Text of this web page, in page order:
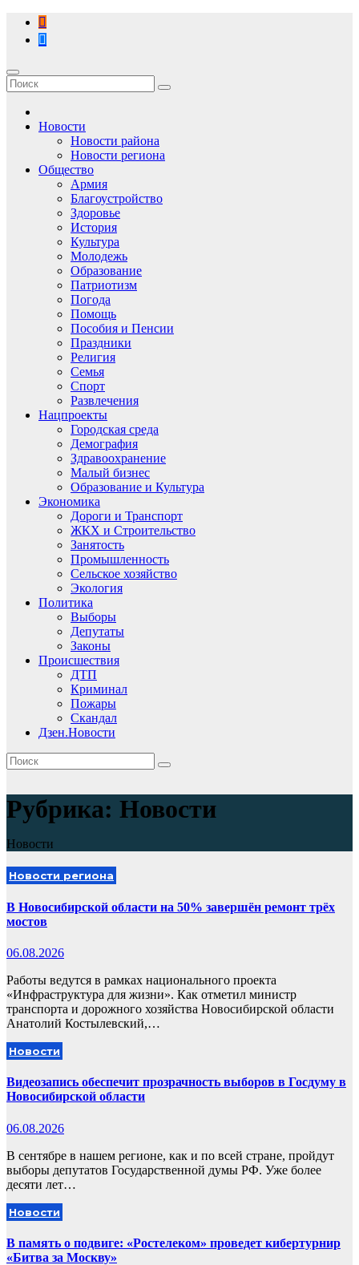
Перейти
содержимому
Новости
Новости района
Новости региона
Общество
Армия
Благоустройство
Здоровье
История
Культура
Молодежь
Образование
Патриотизм
Погода
Помощь
Пособия и Пенсии
Праздники
Религия
Семья
Спорт
Развлечения
Нацпроекты
Городская среда
Демография
Здравоохранение
Малый бизнес
Образование и Культура
Экономика
Дороги и Транспорт
ЖКХ и Строительство
Занятость
Промышленность
Сельское хозяйство
Экология
Политика
Выборы
Депутаты
Законы
Происшествия
ДТП
Криминал
Пожары
Скандал
Дзен.Новости
Рубрика: Новости
Новости
Новости региона
В Новосибирской области на 50% завершён ремонт трёх
мостов
06.08.2026
Работы ведутся в рамках национального проекта
«Инфраструктура для жизни». Как отметил министр
транспорта и дорожного хозяйства Новосибирской области
Анатолий Костылевский,…
Новости
Видеозапись обеспечит прозрачность выборов в Госдуму в
Новосибирской области
06.08.2026
В сентябре в нашем регионе, как и по всей стране, пройдут
выборы депутатов Государственной думы РФ. Уже более
десяти лет…
Новости
В память о подвиге: «Ростелеком» проведет кибертурнир
«Битва за Москву»